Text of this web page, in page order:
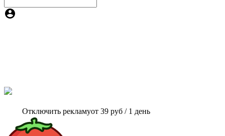
Отключить рекламуот 39 руб / 1 день